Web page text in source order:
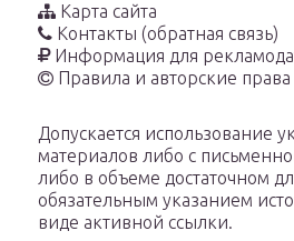
Карта сайта
Контакты (обратная связь)
Информация для
Правила и авторские права
Допускается использование
материалов либо с
либо в объеме достаточном
обязательным указанием
виде активной ссылки.